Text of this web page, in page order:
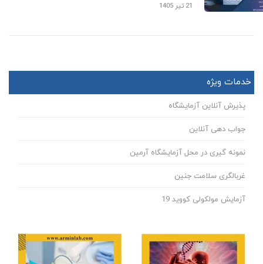
21 تیر 1405
خدمات ویژه
پذیرش آنلاین آزمایشگاه
جواب دهی آنلاین
نمونه گیری در محل آزمایشگاه آرمین
غربالگری سلامت جنین
آزمایش مولکولی کووید 19